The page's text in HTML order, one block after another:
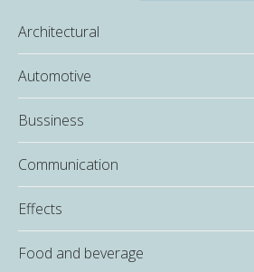
Architectural
Automotive
Bussiness
Communication
Effects
Food and beverage